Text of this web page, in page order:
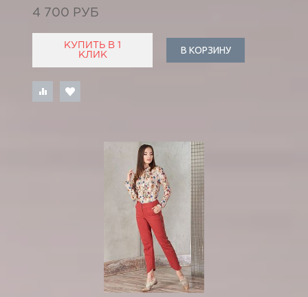
4 700 РУБ
КУПИТЬ В 1
КЛИК
В КОРЗИНУ